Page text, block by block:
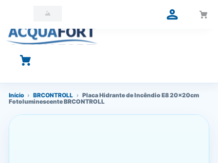
O que você está procurando?
Início › BRCONTROLL › Placa Hidrante de Incêndio E8 20x20cm
Fotoluminescente BRCONTROLL